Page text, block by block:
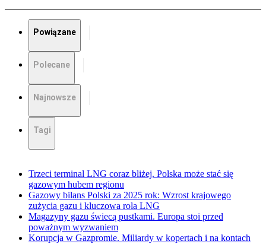
Powiązane
Polecane
Najnowsze
Tagi
Trzeci terminal LNG coraz bliżej. Polska może stać się
gazowym hubem regionu
Gazowy bilans Polski za 2025 rok: Wzrost krajowego
zużycia gazu i kluczowa rola LNG
Magazyny gazu świecą pustkami. Europa stoi przed
poważnym wyzwaniem
Korupcja w Gazpromie. Miliardy w kopertach i na kontach